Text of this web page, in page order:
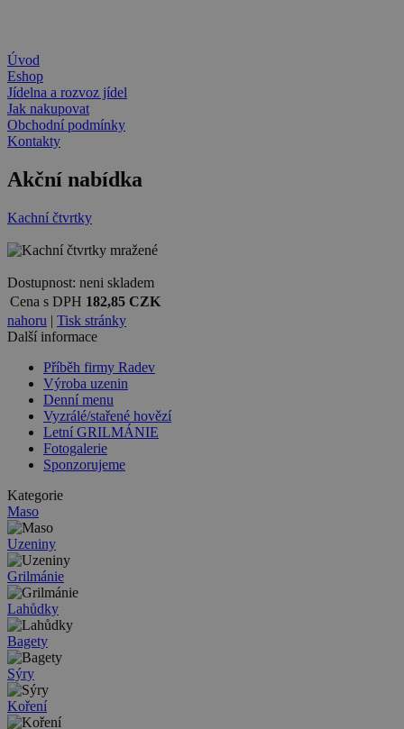
Úvod
Eshop
Jídelna a rozvoz jídel
Jak nakupovat
Obchodní podmínky
Kontakty
Akční nabídka
Kachní čtvrtky
Dostupnost: neni skladem
Cena s DPH 182,85 CZK
nahoru | Tisk stránky
Další informace
Příběh firmy Radev
Výroba uzenin
Denní menu
Vyzrálé/stařené hovězí
Letní GRILMÁNIE
Fotogalerie
Sponzorujeme
Kategorie
Maso
Uzeniny
Grilmánie
Lahůdky
Bagety
Sýry
Koření